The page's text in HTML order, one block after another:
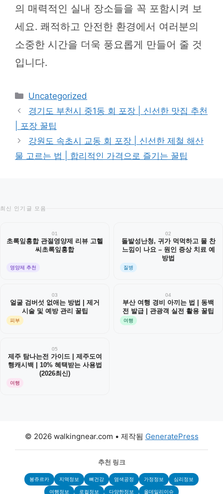
의 매력적인 실내 장소들을 꼭 포함시켜 보
세요. 쾌적하고 안전한 환경에서 여러분의
소중한 시간을 더욱 풍요롭게 만들어 줄 것
입니다.
카
테
리
Uncategorized
경기도 부천시 중1동 회 포장 | 신선한 맛집 추천
| 포장 꿀팁
강원도 속초시 교동 회 포장 | 신선한 제철 해산
물 고르는 법 | 합리적인 가격으로 즐기는 꿀팁
최신 인기글 모음
01
초록잎홍합 관절영양제 리뷰 고헬
씨초록잎홍합
영양제 추천
02
돌발성난청, 귀가 먹먹하고 물 찬
느낌이 나요 – 원인 증상 치료 예
방법
질병
03
얼굴 검버섯 없애는 방법 | 제거
시술 및 예방 관리 꿀팁
피부
04
부산 여행 경비 아끼는 법 | 동백
전 발급 | 관광객 실전 활용 꿀팁
여행
05
제주 탐나는전 가이드 | 제주도여
행캐시백 | 10% 혜택받는 사용법
(2026최신)
여행
© 2026 walkingnear.com • 제작됨 GeneratePress
추천 링크
봉쥬르카 지역정보 뼈건강 염색공정 가정정보 심리정보
여행정보 로컬정보 다양한정보 올데일리이슈